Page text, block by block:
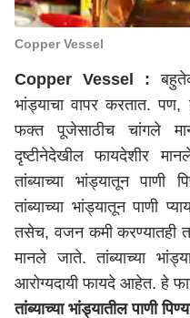
Copper Vessel
Copper Vessel :
भांड्याचा वापर करतात. पण,
फक्त पूजेसाठीच चांगले
दृष्टीनेदेखील फायदेशीर
तांब्याच्या भांड्यातून पाणी
तांब्याच्या भांड्यातून पाणी
तसेच, वजन कमी करण्यातही
मानले जाते. तांब्याच्या
आरोग्यदायी फायदे आहेत. हे
तांब्याच्या भांड्यातील पाणी